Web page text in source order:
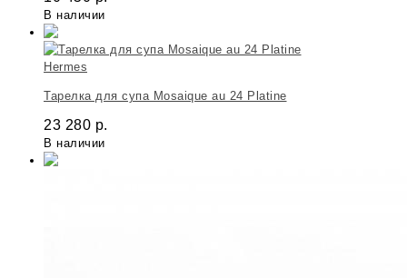
В наличии
Hermes
Тарелка для супа Mosaique au 24 Platine
23 280 р.
В наличии